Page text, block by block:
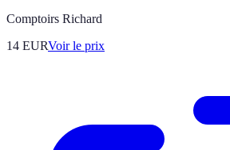
Comptoirs Richard
14 EURVoir le prix